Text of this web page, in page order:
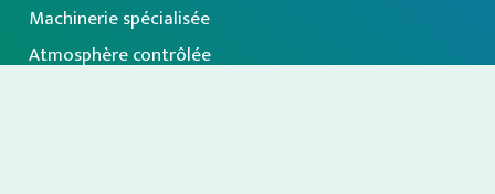
Machinerie spécialisée
Atmosphère contrôlée